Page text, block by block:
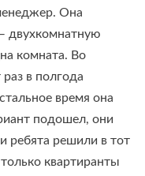
Она
двухкомнатную
комната. Во
в полгода
время она
подошел, они
ребята решили в тот
квартиранты